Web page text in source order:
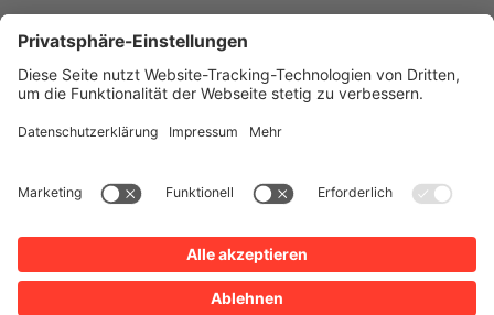
Impressum
Anfahrt
Datenschutz
Barrierefreiheit
Literaturhauses